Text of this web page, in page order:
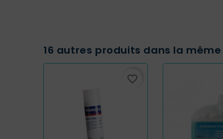
16 autres produits dans la
favorite_border